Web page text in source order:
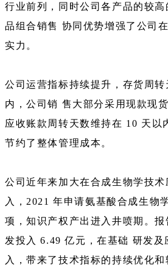
行业前列，同时公司各产品的较
品组合销售 协同优势增强了公司
实力。
公司运营指标持续提升，存货周
内，公司销 售大部分采用现款现
应收账款周转天数维持在 10 天以
节约了整体管理成本。
公司近年来加大在合成生物学技
入，2021 年申请氨基酸合成生物
项，知识产权产出进入井喷期。
发投入 6.49 亿元，在基础 研发及
入，带来了技术指标的持续优化